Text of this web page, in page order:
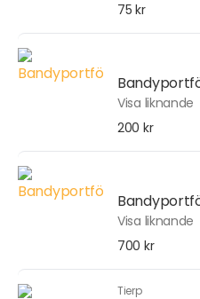
75 kr
Visa liknande
200 kr
Visa liknande
700 kr
Tierp